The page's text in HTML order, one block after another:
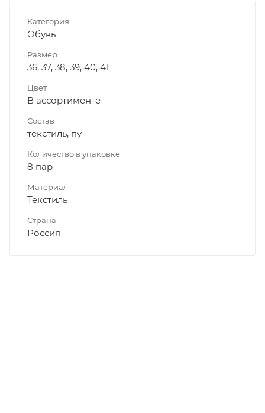
Категория
Обувь
Размер
36, 37, 38, 39, 40, 41
Цвет
В ассортименте
Состав
текстиль, пу
Количество в упаковке
8 пар
Материал
Текстиль
Страна
Россия